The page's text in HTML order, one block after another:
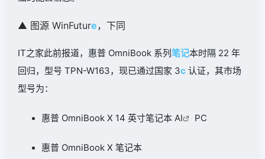
▲ 图源 WinFuture，下同
IT之家此前报道， 惠普 OmniBook 系列笔记本时隔 22 年
回归，型号 TPN-W163，现已通过国家 3c 认证，其市场
型号为：
惠普 OmniBook X 14 英寸笔记本 AI PC
惠普 OmniBook X 笔记本